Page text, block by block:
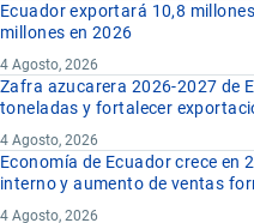
Ecuador exportará 10,8
millones en 2026
4 Agosto, 2026
Zafra azucarera 2026-2027 de
toneladas y fortalecer
4 Agosto, 2026
Economía de Ecuador crece en
interno y aumento de ventas
4 Agosto, 2026